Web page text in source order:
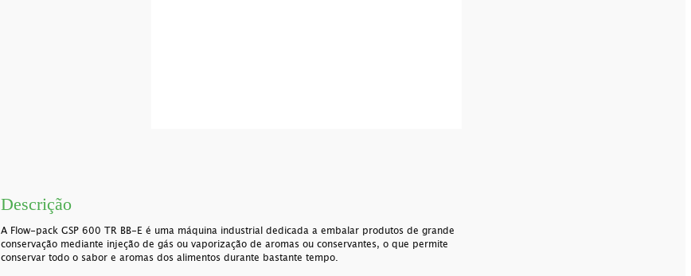
Descrição
A Flow-pack GSP 600 TR BB-E é uma máquina industrial dedicada a embalar produtos de grande
conservação mediante injeção de gás ou vaporização de aromas ou conservantes, o que permite
conservar todo o sabor e aromas dos alimentos durante bastante tempo.